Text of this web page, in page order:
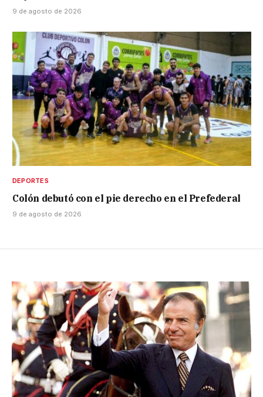
9 de agosto de 2026
DEPORTES
Colón debutó con el pie derecho en el Prefederal
9 de agosto de 2026